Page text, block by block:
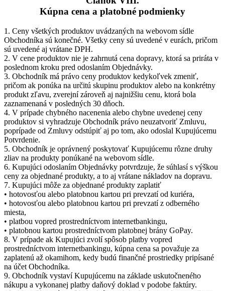
Kúpna cena a platobné podmienky
1. Ceny všetkých produktov uvádzaných na webovom sídle
Obchodníka sú konečné. Všetky ceny sú uvedené v eurách, pričom
sú uvedené aj vrátane DPH.
2. V cene produktov nie je zahrnutá cena dopravy, ktorá sa priráta v
poslednom kroku pred odoslaním Objednávky.
3. Obchodník má právo ceny produktov kedykoľvek zmeniť,
pričom ak ponúka na určitú skupinu produktov alebo na konkrétny
produkt zľavu, zverejní zároveň aj najnižšiu cenu, ktorá bola
zaznamenaná v posledných 30 dňoch.
4. V prípade chybného nacenenia alebo chybne uvedenej ceny
produktov si vyhradzuje Obchodník právo neuzatvoriť Zmluvu,
poprípade od Zmluvy odstúpiť aj po tom, ako odoslal Kupujúcemu
Potvrdenie.
5. Obchodník je oprávnený poskytovať Kupujúcemu rôzne druhy
zliav na produkty ponúkané na webovom sídle.
6. Kupujúci odoslaním Objednávky potvrdzuje, že súhlasí s výškou
ceny za objednané produkty, a to aj vrátane nákladov na dopravu.
7. Kupujúci môže za objednané produkty zaplatiť
• hotovosťou alebo platobnou kartou pri prevzatí od kuriéra,
• hotovosťou alebo platobnou kartou pri prevzatí z odberného
miesta,
• platbou vopred prostredníctvom internetbankingu,
• platobnou kartou prostredníctvom platobnej brány GoPay.
8. V prípade ak Kupujúci zvolí spôsob platby vopred
prostredníctvom internetbankingu, kúpna cena sa považuje za
zaplatenú až okamihom, kedy budú finančné prostriedky pripísané
na účet Obchodníka.
9. Obchodník vystaví Kupujúcemu na základe uskutočneného
nákupu a vykonanej platby daňový doklad v podobe faktúry.